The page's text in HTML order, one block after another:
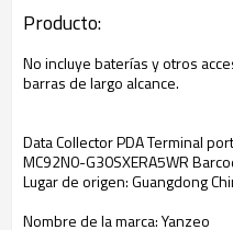
Producto:
No incluye baterías y otros
barras de largo alcance.
Data Collector PDA Terminal
MC92N0-G30SXERA5WR
Lugar de origen: Guangdong
Nombre de la marca: Yanzeo